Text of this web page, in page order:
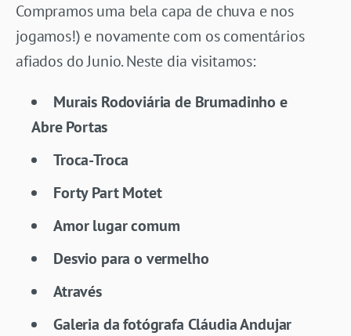
Compramos uma bela capa de chuva e nos
jogamos!) e novamente com os comentários
afiados do Junio. Neste dia visitamos:
Murais Rodoviária de Brumadinho e
Abre Portas
Troca-Troca
Forty Part Motet
Amor lugar comum
Desvio para o vermelho
Através
Galeria da fotógrafa Cláudia Andujar